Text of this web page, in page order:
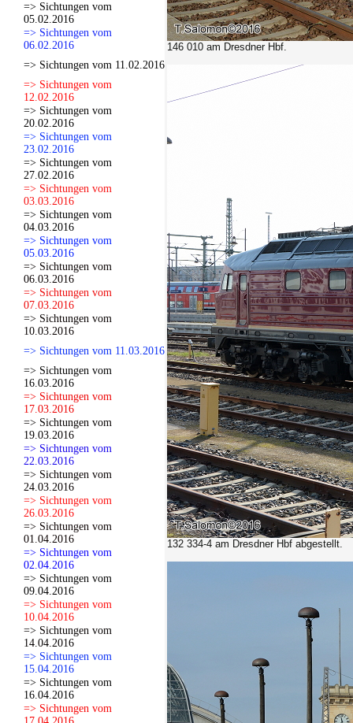
=> Sichtungen vom
05.02.2016
=> Sichtungen vom
06.02.2016
=> Sichtungen vom 11.02.2016
=> Sichtungen vom
12.02.2016
=> Sichtungen vom
20.02.2016
=> Sichtungen vom
23.02.2016
=> Sichtungen vom
27.02.2016
=> Sichtungen vom
03.03.2016
=> Sichtungen vom
04.03.2016
=> Sichtungen vom
05.03.2016
=> Sichtungen vom
06.03.2016
=> Sichtungen vom
07.03.2016
=> Sichtungen vom
10.03.2016
=> Sichtungen vom 11.03.2016
=> Sichtungen vom
16.03.2016
=> Sichtungen vom
17.03.2016
=> Sichtungen vom
19.03.2016
=> Sichtungen vom
22.03.2016
=> Sichtungen vom
24.03.2016
=> Sichtungen vom
26.03.2016
=> Sichtungen vom
01.04.2016
=> Sichtungen vom
02.04.2016
=> Sichtungen vom
09.04.2016
=> Sichtungen vom
10.04.2016
=> Sichtungen vom
14.04.2016
=> Sichtungen vom
15.04.2016
=> Sichtungen vom
16.04.2016
=> Sichtungen vom
146 010 am Dresdner Hbf.
132 334-4 am Dresdner Hbf abgestellt.